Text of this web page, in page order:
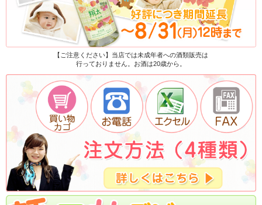
【ご注意ください】当店では未成年者への酒類販売は
行っておりません。お酒は20歳から。